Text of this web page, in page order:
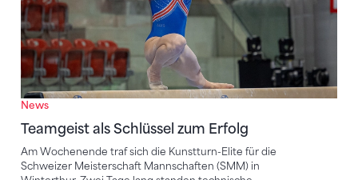
News
Teamgeist als Schlüssel zum Erfolg
Am Wochenende traf sich die Kunstturn-Elite für die
Schweizer Meisterschaft Mannschaften (SMM) in